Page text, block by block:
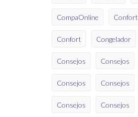
CompaOnline Confort
Confort Congelador
Consejos Consejos
Consejos Consejos
Consejos Consejos